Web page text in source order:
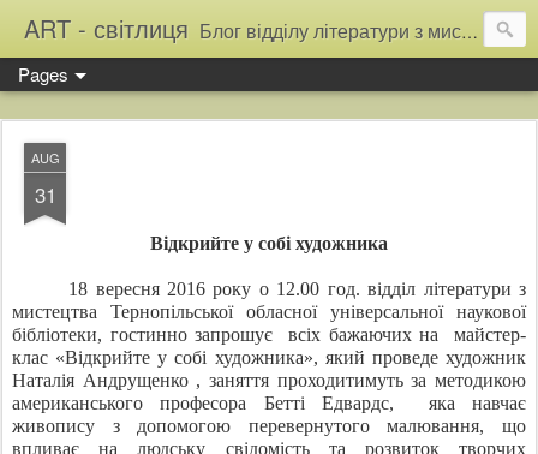
ART - світлиця Блог відділу літератури з мистецтва Тернопільської обласної універсальної наукової бібліотеки
Pages
AUG
31
Відкрийте у собі художника
18 вересня 2016 року о 12.00 год. відділ літератури з
мистецтва Тернопільської обласної універсальної наукової
бібліотеки, гостинно запрошує всіх бажаючих на майстер-
клас «Відкрийте у собі художника», який проведе художник
Наталія Андрущенко , заняття проходитимуть за методикою
американського професора Бетті Едвардс, яка навчає
живопису з допомогою перевернутого малювання, що
впливає на людську свідомість та розвиток творчих